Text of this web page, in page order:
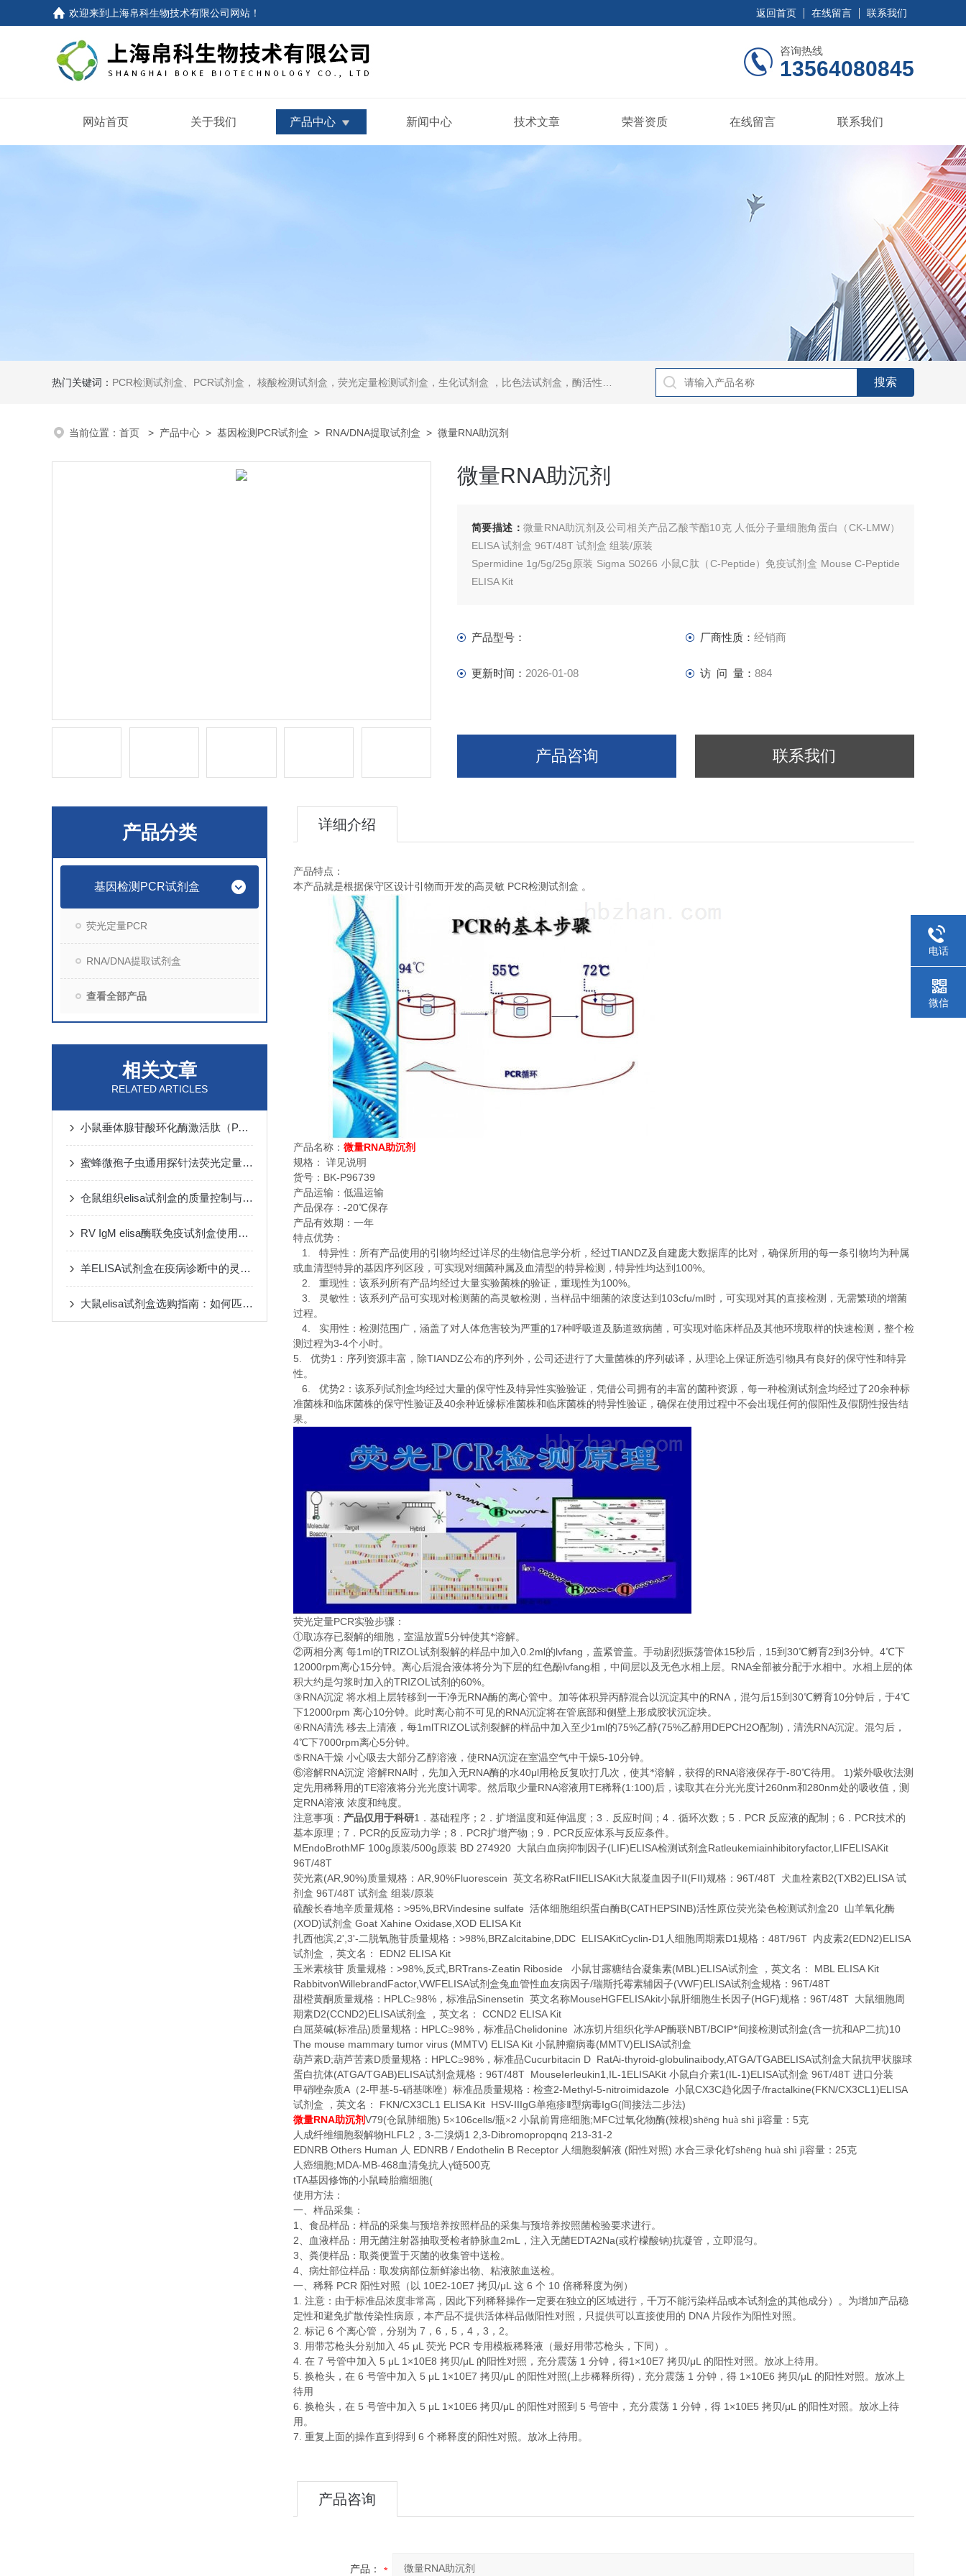
欢迎来到 上海帛科生物技术有限公司网站 ！ 返回首页 在线留言 联系我们
咨询热线
13564080845
网站首页 关于我们 产品中心 新闻中心 技术文章 荣誉资质 在线留言 联系我们
热门关键词： PCR检测试剂盒、PCR试剂盒， 核酸检测试剂盒，荧光定量检测试剂盒，生化试剂盒 ，比色法试剂盒，酶活性检测试剂盒，ELISA试剂盒，酶联免疫检测试剂盒，试剂盒，ELISA试剂盒，抗体，重组蛋白，分光光度法检测试剂盒，细胞株，原代细胞，细胞培养基，标准溶液产品。代理并销售进口SIGMA试剂、abcam抗体、R&D抗体、CST抗体、ATCC细胞、BD公司、GE公司公司产品。
当前位置： 首页 > 产品中心 > 基因检测PCR试剂盒 > RNA/DNA提取试剂盒 > 微量RNA助沉剂
微量RNA助沉剂
简要描述： 微量RNA助沉剂及公司相关产品乙酸苄酯10克 人低分子量细胞角蛋白（CK-LMW）
ELISA 试剂盒 96T/48T 试剂盒 组装/原装
Spermidine 1g/5g/25g原装 Sigma S0266 小鼠C肽（C-Peptide）免疫试剂盒 Mouse C-Peptide
ELISA Kit
产品型号： 厂商性质： 经销商
更新时间： 2026-01-08 访 问 量： 884
产品咨询 联系我们
产品分类
基因检测PCR试剂盒
荧光定量PCR
RNA/DNA提取试剂盒
查看全部产品
相关文章
RELATED ARTICLES
小鼠垂体腺苷酸环化酶激活肽（PACAP）elisa试剂盒​洗涤方法
蜜蜂微孢子虫通用探针法荧光定量PCR试剂盒注意事项
仓鼠组织elisa试剂盒的质量控制与质量保证
RV IgM elisa酶联免疫试剂盒使用注意说明
羊ELISA试剂盒在疫病诊断中的灵敏度分析
大鼠elisa试剂盒选购指南：如何匹配实验需求与检测指标
详细介绍
产品特点：
本产品就是根据保守区设计引物而开发的高灵敏 PCR检测试剂盒 。
产品名称： 微量RNA助沉剂
规格：
详见说明
货号： BK-P96739
产品运输：低温运输
产品保存： -20℃保存
产品有效期：一年
特点优势：
1. 特异性：所有产品使用的引物均经过详尽的生物信息学分析，经过TIANDZ及自建庞大数据库的比对，确保所用的每一条引物均为种属
或血清型特异的基因序列区段，可实现对细菌种属及血清型的特异检测，特异性均达到 100%。
2. 重现性：该系列所有产品均经过大量实验菌株的验证，重现性为100%。
3. 灵敏性：该系列产品可实现对检测菌的高灵敏检测，当样品中细菌的浓度达到 103cfu/ml时，可实现对其的直接检测，无需繁琐的增菌
过程。
4. 实用性：检测范围广，涵盖了对人体危害较为严重的17种呼吸道及肠道致病菌，可实现对临床样品及其他环境取样的快速检测，整个检
测过程为3-4个小时。
5. 优势1 ：序列资源丰富，除TIANDZ公布的序列外，公司还进行了大量菌株的序列破译，从理论上保证所选引物具有良好的保守性和特异
性。
6. 优势2 ：该系列试剂盒均经过大量的保守性及特异性实验验证，凭借公司拥有的丰富的菌种资源，每一种检测试剂盒均经过了 20余种标
准菌株和临床菌株的保守性验证及40余种近缘标准菌株和临床菌株的特异性验证，确保在使用过程中不会出现任何的假阳性及假阴性报告结
果。
荧光定量PCR实验步骤：
①取冻存已裂解的细胞，室温放置5分钟使其*溶解。
②两相分离 每1ml的TRIZOL 试剂裂解的样品中加入0.2ml的lvfang ，盖紧管盖。手动剧烈振荡管体15秒后， 15到 30℃孵育2到 3分钟。 4℃下
12000rpm离心15分钟。离心后混合液体将分为下层的红色酚lvfang相，中间层以及无色水相上层。 RNA全部被分配于水相中。水相上层的体
积大约是匀浆时加入的TRIZOL 试剂的60%。
③RNA沉淀 将水相上层转移到一干净无RNA酶的离心管中。加等体积异丙醇混合以沉淀其中的RNA ，混匀后15到 30℃孵育10分钟后，于4℃
下12000rpm 离心10分钟。此时离心前不可见的RNA沉淀将在管底部和侧壁上形成胶状沉淀块。
④RNA清洗 移去上清液，每1mlTRIZOL 试剂裂解的样品中加入至少1ml的75%乙醇(75%乙醇用 DEPCH2O配制 ) ，清洗RNA沉淀。混匀后，
4℃下7000rpm离心5分钟。
⑤RNA干燥 小心吸去大部分乙醇溶液，使RNA沉淀在室温空气中干燥5-10分钟。
⑥溶解RNA沉淀 溶解RNA时，先加入无RNA酶的水40μl用枪反复吹打几次，使其*溶解，获得的RNA溶液保存于-80℃待用。 1)紫外吸收法测
定先用稀释用的TE溶液将分光光度计调零。然后取少量RNA溶液用TE稀释(1:100)后，读取其在分光光度计260nm和 280nm处的吸收值，测
定RNA溶液 浓度和纯度。
注意事项： 产品仅用于科研1 ．基础程序； 2 ．扩增温度和延伸温度； 3 ．反应时间； 4 ．循环次数； 5 ． PCR 反应液的配制； 6 ． PCR技术的
基本原理； 7 ． PCR的反应动力学； 8 ． PCR扩增产物； 9 ． PCR反应体系与反应条件。
MEndoBrothMF 100g原装/500g原装 BD 274920 大鼠白血病抑制因子(LIF)ELISA检测试剂盒Ratleukemiainhibitoryfactor,LIFELISAKit
96T/48T
荧光素(AR,90%)质量规格： AR,90%Fluorescein 英文名称RatFIIELISAKit大鼠凝血因子II(FII)规格： 96T/48T 犬血栓素B2(TXB2)ELISA 试
剂盒 96T/48T 试剂盒 组装/原装
硫酸长春地辛质量规格： >95%,BRVindesine sulfate 活体细胞组织蛋白酶B(CATHEPSINB)活性原位荧光染色检测试剂盒20 山羊氧化酶
(XOD)试剂盒 Goat Xahine Oxidase,XOD ELISA Kit
扎西他滨 ,2',3'-二脱氧胞苷质量规格： >98%,BRZalcitabine,DDC ELISAKitCyclin-D1 人细胞周期素D1 规格： 48T/96T 内皮素2(EDN2)ELISA
试剂盒 ，英文名： EDN2 ELISA Kit
玉米素核苷 质量规格： >98%, 反式 ,BRTrans-Zeatin Riboside 小鼠甘露糖结合凝集素(MBL)ELISA试剂盒 ，英文名：
MBL ELISA Kit
RabbitvonWillebrandFactor,VWFELISA试剂盒兔血管性血友病因子/瑞斯托霉素辅因子(VWF)ELISA试剂盒规格： 96T/48T
甜橙黄酮质量规格： HPLC≥98% ，标准品Sinensetin 英文名称MouseHGFELISAkit小鼠肝细胞生长因子(HGF)规格： 96T/48T 大鼠细胞周
期素D2(CCND2)ELISA试剂盒 ，英文名： CCND2 ELISA Kit
白屈菜碱(标准品)质量规格： HPLC≥98% ，标准品Chelidonine 冰冻切片组织化学AP酶联NBT/BCIP*间接检测试剂盒(含一抗和AP二抗)10
The mouse mammary tumor virus (MMTV) ELISA Kit 小鼠肿瘤病毒(MMTV)ELISA试剂盒
葫芦素D;葫芦苦素D质量规格： HPLC≥98% ，标准品Cucurbitacin D RatAi-thyroid-globulinaibody,ATGA/TGABELISA试剂盒大鼠抗甲状腺球
蛋白抗体(ATGA/TGAB)ELISA试剂盒规格： 96T/48T MouseIerleukin1,IL-1ELISAKit 小鼠白介素1(IL-1)ELISA试剂盒 96T/48T 进口分装
甲硝唑杂质A （ 2-甲基-5-硝基咪唑）标准品质量规格：检查2-Methyl-5-nitroimidazole 小鼠CX3C趋化因子/fractalkine(FKN/CX3CL1)ELISA
试剂盒 ，英文名： FKN/CX3CL1 ELISA Kit HSV-IIIgG单疱疹Ⅱ型病毒IgG(间接法二步法)
微量RNA助沉剂 V79(仓鼠肺细胞) 5×106cells/瓶×2 小鼠前胃癌细胞;MFC过氧化物酶(辣根)shēng huà shì jì容量： 5克
人成纤维细胞裂解物HLFL2 ， 3-二溴炳1 2,3-Dibromopropqnq 213-31-2
EDNRB Others Human 人 EDNRB / Endothelin B Receptor 人细胞裂解液 (阳性对照) 水合三录化钌shēng huà shì jì容量： 25克
人癌细胞;MDA-MB-468 血清兔抗人γ链500克
tTA基因修饰的小鼠畸胎瘤细胞(
使用方法：
一、样品采集：
1 、食品样品：样品的采集与预培养按照样品的采集与预培养按照菌检验要求进行。
2、血液样品：用无菌注射器抽取受检者静脉血 2mL ，注入无菌EDTA2Na(或柠檬酸钠)抗凝管，立即混匀。
3、粪便样品：取粪便置于灭菌的收集管中送检。
4、病灶部位样品：取发病部位新鲜渗出物、粘液脓血送检。
一、稀释 PCR 阳性对照（以 10E2-10E7 拷贝/μL 这 6 个 10 倍稀释度为例）
1. 注意：由于标准品浓度非常高，因此下列稀释操作一定要在独立的区域进行，千万不能污染样品或本试剂盒的其他成分）。为增加产品稳
定性和避免扩散传染性病原，本产品不提供活体样品做阳性对照，只提供可以直接使用的 DNA 片段作为阳性对照。
2. 标记 6 个离心管，分别为 7 ， 6 ， 5 ， 4 ， 3 ， 2。
3. 用带芯枪头分别加入 45 μL 荧光 PCR 专用模板稀释液（最好用带芯枪头，下同）。
4. 在 7 号管中加入 5 μL 1×10E8 拷贝/μL 的阳性对照，充分震荡 1 分钟，得1×10E7 拷贝/μL 的阳性对照。放冰上待用。
5. 换枪头，在 6 号管中加入 5 μL 1×10E7 拷贝/μL 的阳性对照(上步稀释所得) ，充分震荡 1 分钟，得 1×10E6 拷贝/μL 的阳性对照。放冰上
待用
6. 换枪头，在 5 号管中加入 5 μL 1×10E6 拷贝/μL 的阳性对照到 5 号管中，充分震荡 1 分钟，得 1×10E5 拷贝/μL 的阳性对照。放冰上待
用。
7. 重复上面的操作直到得到 6 个稀释度的阳性对照。放冰上待用。
产品咨询
产品：
电话
微信